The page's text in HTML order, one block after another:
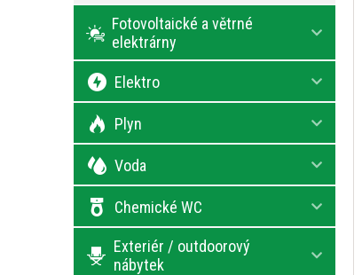
Fotovoltaické a větrné
elektrárny
Elektro
Plyn
Voda
Chemické WC
Exteriér / outdoorový
nábytek